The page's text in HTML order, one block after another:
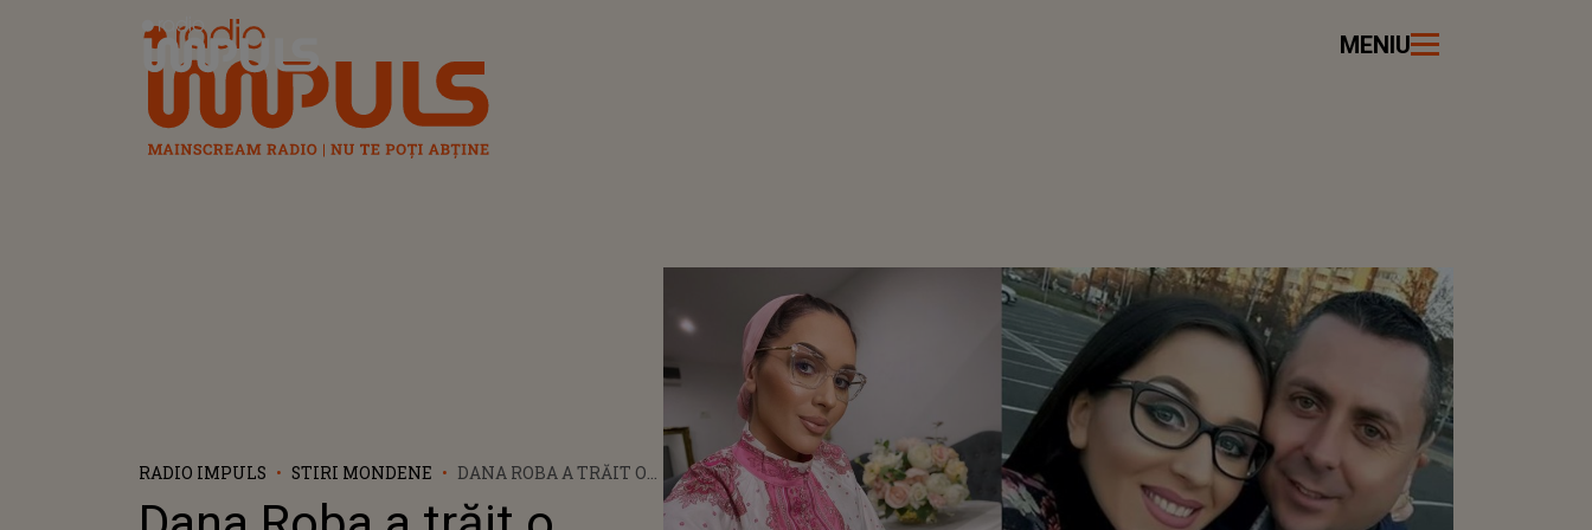
Radio Impuls MENIU
RADIO IMPULS STIRI MONDENE
DANA ROBA A TRĂIT O
ALĂTURI DE DANIEL